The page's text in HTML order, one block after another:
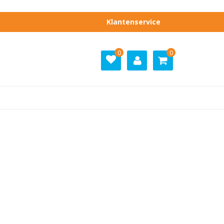
Klantenservice
0
0